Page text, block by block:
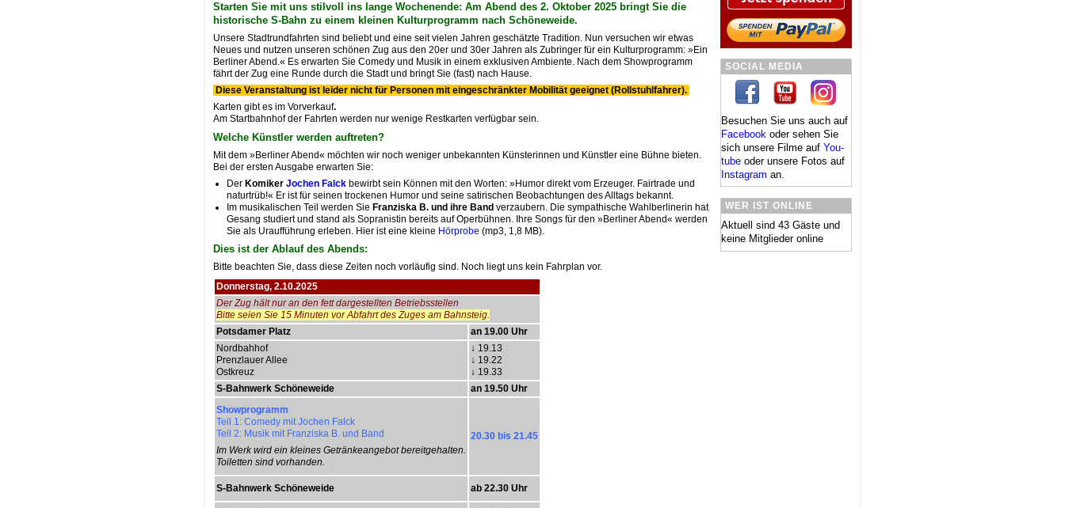
SOCIAL MEDIA
Besuchen Sie uns auch auf
Facebook oder se­hen Sie
sich un­se­re Fil­me auf You­
tube oder un­se­re Fo­tos auf
In­sta­gram an.
WER IST ONLINE
Aktuell sind 43 Gäste und
keine Mitglieder online
Starten Sie mit uns stilvoll ins lange Wochenende: Am Abend des 2. Oktober 2025 bringt Sie die
historische S-Bahn zu einem kleinen Kulturprogramm nach Schöneweide.
Unsere Stadtrundfahrten sind beliebt und eine seit vielen Jahren geschätzte Tradition. Nun versuchen wir etwas
Neues und nutzen unseren schönen Zug aus den 20er und 30er Jahren als Zubringer für ein Kulturprogramm: »Ein
Berliner Abend.« Es erwarten Sie Comedy und Musik in einem exklusiven Ambiente. Nach dem Showprogramm
fährt der Zug eine Runde durch die Stadt und bringt Sie (fast) nach Hause.
Diese Veranstaltung ist leider nicht für Personen mit eingeschränkter Mobilität geeignet (Rollstuhlfahrer).
Karten gibt es im Vorverkauf.
Am Startbahnhof der Fahrten werden nur wenige Restkarten verfügbar sein.
Welche Künstler werden auftreten?
Mit dem »Berliner Abend« möchten wir noch weniger unbekannten Künsterinnen und Künstler eine Bühne bieten.
Bei der ersten Ausgabe erwarten Sie:
DerKomikerJochen Falck bewirbt sein Können mit den Worten: »Humor direkt vom Erzeuger. Fairtrade und
naturtrüb!« Er ist für seinen trockenen Humor und seine satirischen Beobachtungen des Alltags bekannt.
Im musikalischen Teil werden SieFranziska B. und ihre Band verzaubern. Die sympathische Wahlberlinerin hat
Gesang studiert und stand als Sopranistin bereits auf Operbühnen. Ihre Songs für den »Berliner Abend« werden
Sie als Uraufführung erleben. Hier ist eine kleine Hörprobe (mp3, 1,8 MB).
Dies ist der Ablauf des Abends:
Bitte beachten Sie, dass diese Zeiten noch vorläufig sind. Noch liegt uns kein Fahrplan vor.
Donnerstag, 2.10.2025
Der Zug hält nur an den fett dargestellten Betriebsstellen
Bitte seien Sie 15 Minuten vor Abfahrt des Zuges am Bahnsteig.
Potsdamer Platz
an 19.00 Uhr
Nordbahhof
Prenzlauer Allee
Ostkreuz
↓ 19.13
↓ 19.22
↓ 19.33
S-Bahnwerk Schöneweide
an 19.50 Uhr
Showprogramm
Teil 1: Comedy mit Jochen Falck
Teil 2: Musik mit Franziska B. und Band
Im Werk wird ein kleines Getränkeangebot bereitgehalten.
Toiletten sind vorhanden.
20.30 bis 21.45
S-Bahnwerk Schöneweide ab 22.30 Uhr